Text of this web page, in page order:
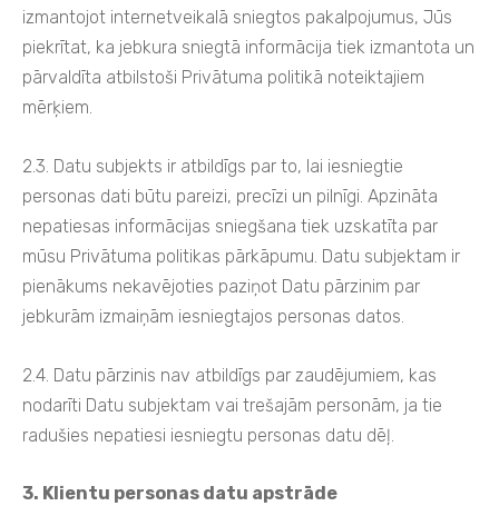
izmantojot internetveikalā sniegtos pakalpojumus, Jūs
piekrītat, ka jebkura sniegtā informācija tiek izmantota un
pārvaldīta atbilstoši Privātuma politikā noteiktajiem
mērķiem.
2.3. Datu subjekts ir atbildīgs par to, lai iesniegtie
personas dati būtu pareizi, precīzi un pilnīgi. Apzināta
nepatiesas informācijas sniegšana tiek uzskatīta par
mūsu Privātuma politikas pārkāpumu. Datu subjektam ir
pienākums nekavējoties paziņot Datu pārzinim par
jebkurām izmaiņām iesniegtajos personas datos.
2.4. Datu pārzinis nav atbildīgs par zaudējumiem, kas
nodarīti Datu subjektam vai trešajām personām, ja tie
radušies nepatiesi iesniegtu personas datu dēļ.
3. Klientu personas datu apstrāde